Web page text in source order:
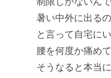
暑い中外に出る
と言って自宅に
腰を何度か痛め
そうなると本当